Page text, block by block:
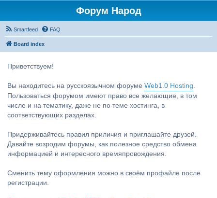
Форум Народ
Smartfeed FAQ
Board index
Приветствуем!
Вы находитесь на русскоязычном форуме Web1.0 Hosting.
Пользоваться форумом имеют право все желающие, в том
числе и на тематику, даже не по теме хостинга, в
соответствующих разделах.
Придерживайтесь правил приличия и приглашайте друзей.
Давайте возродим форумы, как полезное средство обмена
информацией и интересного времяпровождения.
Сменить тему оформления можно в своём профайле после
регистрации.